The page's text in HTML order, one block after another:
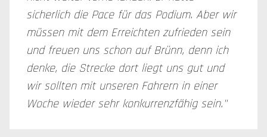
sicherlich die Pace für das Podium. Aber wir
müssen mit dem Erreichten zufrieden sein
und freuen uns schon auf Brünn, denn ich
denke, die Strecke dort liegt uns gut und
wir sollten mit unseren Fahrern in einer
Woche wieder sehr konkurrenzfähig sein."